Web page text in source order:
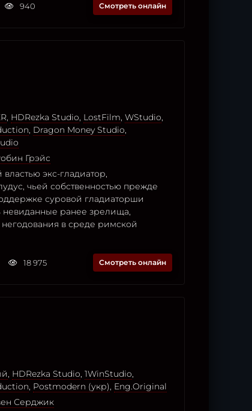
940 Смотреть онлайн
, HDRezka Studio, LostFilm, WStudio,
, Dragon Money Studio,
Грэйс
экс-гладиатор,
чьей собственностью прежде
суровой гладиаторши
невиданные ранее зрелища,
в среде римской
18 975 Смотреть онлайн
, HDRezka Studio, 1WinStudio,
, Postmodern (укр), Eng.Original
Серджик